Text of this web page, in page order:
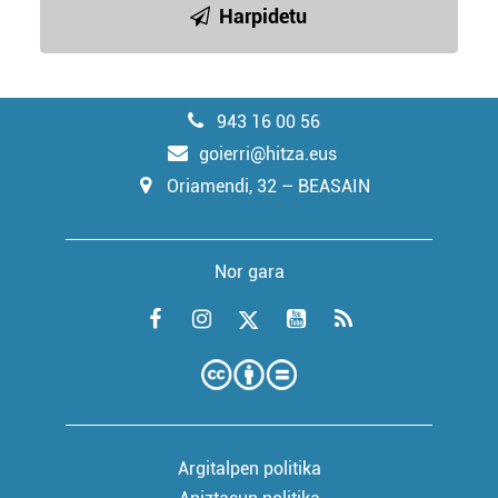
Harpidetu
943 16 00 56
goierri@hitza.eus
Oriamendi, 32 – BEASAIN
Nor gara
Argitalpen politika